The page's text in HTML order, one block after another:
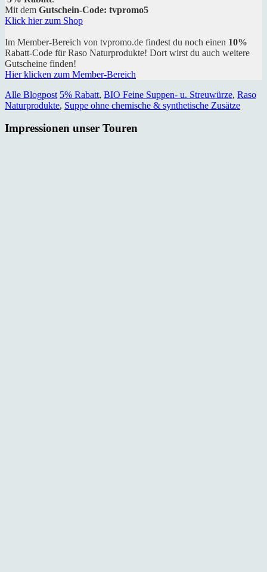
Mit dem Gutschein-Code: tvpromo5
Klick hier zum Shop
Im Member-Bereich von tvpromo.de findest du noch einen 10%
Rabatt-Code für Raso Naturprodukte! Dort wirst du auch weitere
Gutscheine finden!
Hier klicken zum Member-Bereich
Alle Blogpost 5% Rabatt, BIO Feine Suppen- u. Streuwürze, Raso
Naturprodukte, Suppe ohne chemische & synthetische Zusätze
Impressionen unser Touren